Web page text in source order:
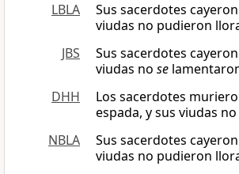
LBLA
Sus sacerdotes
viudas no pudieron
JBS
Sus sacerdotes
viudas no se
DHH
Los sacerdotes
espada, y sus viudas
NBLA
Sus sacerdotes
viudas no pudieron